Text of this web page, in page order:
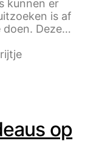
kunnen er
is af
doen. Deze…
op